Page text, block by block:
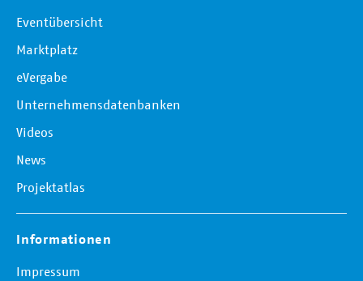
Eventübersicht
Marktplatz
eVergabe
Unternehmensdatenbanken
Videos
News
Projektatlas
Informationen
Impressum